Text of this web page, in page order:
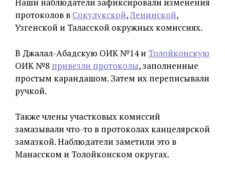
протоколов в Сокулукской,Ленинской,
Узгенской и Таласской окружных комиссиях.
В Джалал-Абадскую ОИК №14 и Толойконскую
ОИК №8 привезли протоколы, заполненные
простым карандашом. Затем их переписывали
ручкой.
Также члены участковых комиссий
замазывали что-то в протоколах канцелярской
замазкой. Наблюдатели заметили это в
Манасском и Толойконском округах.